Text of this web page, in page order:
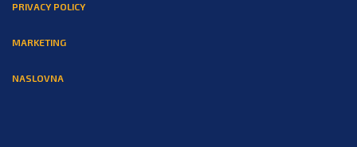
PRIVACY POLICY
MARKETING
NASLOVNA